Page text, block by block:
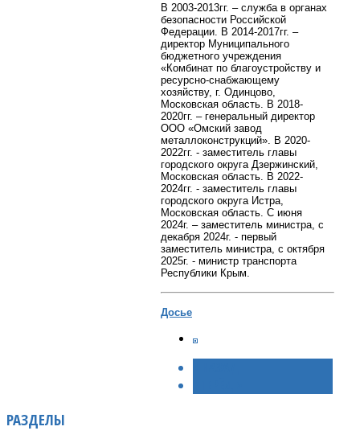
В 2003-2013гг. – служба в органах
безопасности Российской
Федерации.
В 2014-2017гг. –
директор Муниципального
бюджетного учреждения
«Комбинат по благоустройству и
ресурсно-снабжающему
хозяйству, г. Одинцово,
Московская область. В 2018-
2020гг. – генеральный директор
ООО «Омский завод
металлоконструкций». В 2020-
2022гг. - заместитель главы
городского округа Дзержинский,
Московская область.
В 2022-
2024гг. - заместитель главы
городского округа Истра,
Московская область. С июня
2024г. – заместитель министра, с
декабря 2024г. - первый
заместитель министра, c октября
2025г. - министр транспорта
Республики Крым.
Досье
РАЗДЕЛЫ